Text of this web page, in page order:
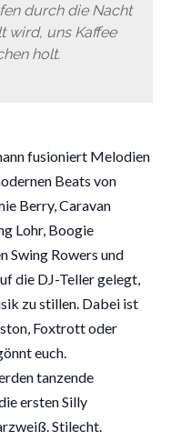
durch die Nacht
wird, uns Kaffee
holt.
fusioniert Melodien
Beats von
Berry, Caravan
Lohr, Boogie
Swing Rowers und
die DJ-Teller gelegt,
zu stillen. Dabei ist
Foxtrott oder
euch.
tanzende
ersten Silly
Stilecht.